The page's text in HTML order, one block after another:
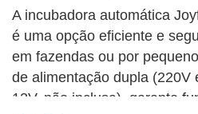
A incubadora automática
é uma opção eficiente e
em fazendas ou por
de alimentação dupla (220V
12V, não inclusa), garante